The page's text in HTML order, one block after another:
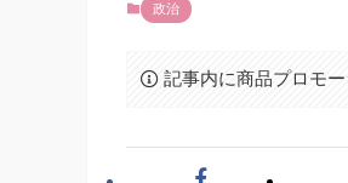
政治
記事内に商品プロモ